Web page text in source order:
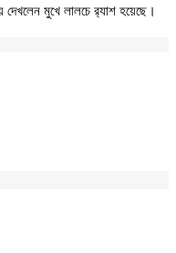
মুখে লালচে র‍্যাশ হয়েছে।